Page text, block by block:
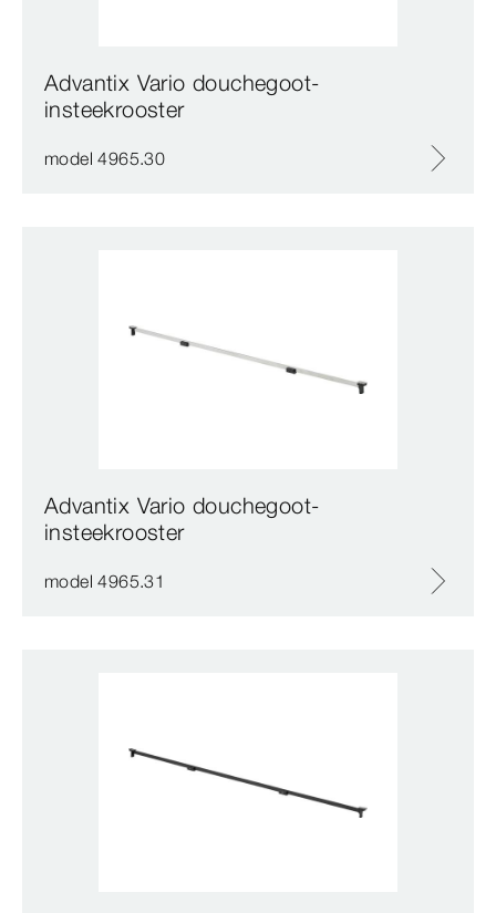
Advantix Vario douchegoot-
insteekrooster
model 4965.30
Advantix Vario douchegoot-
insteekrooster
model 4965.31